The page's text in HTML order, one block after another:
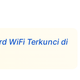
WiFi Terkunci di